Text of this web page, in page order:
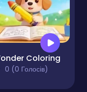
Coloring
0 (0 Голосів)